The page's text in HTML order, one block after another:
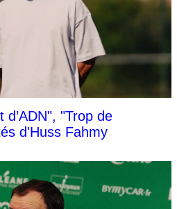
d’ADN", "Trop de
d'Huss Fahmy